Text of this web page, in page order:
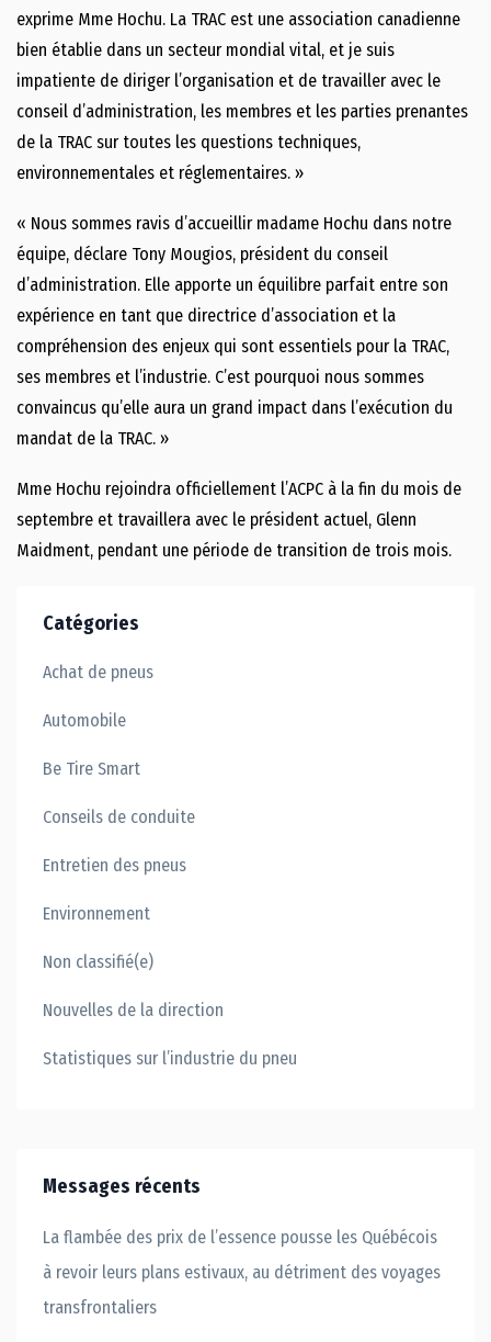
exprime Mme Hochu. La TRAC est une association canadienne
bien établie dans un secteur mondial vital, et je suis
impatiente de diriger l’organisation et de travailler avec le
conseil d’administration, les membres et les parties prenantes
de la TRAC sur toutes les questions techniques,
environnementales et réglementaires. »
« Nous sommes ravis d’accueillir madame Hochu dans notre
équipe, déclare Tony Mougios, président du conseil
d’administration. Elle apporte un équilibre parfait entre son
expérience en tant que directrice d’association et la
compréhension des enjeux qui sont essentiels pour la TRAC,
ses membres et l’industrie. C’est pourquoi nous sommes
convaincus qu’elle aura un grand impact dans l’exécution du
mandat de la TRAC. »
Mme Hochu rejoindra officiellement l’ACPC à la fin du mois de
septembre et travaillera avec le président actuel, Glenn
Maidment, pendant une période de transition de trois mois.
Catégories
Achat de pneus
Automobile
Be Tire Smart
Conseils de conduite
Entretien des pneus
Environnement
Non classifié(e)
Nouvelles de la direction
Statistiques sur l’industrie du pneu
Messages récents
La flambée des prix de l’essence pousse les Québécois
à revoir leurs plans estivaux, au détriment des voyages
transfrontaliers